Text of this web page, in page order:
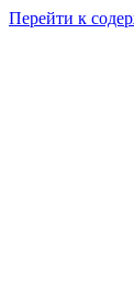
Перейти к